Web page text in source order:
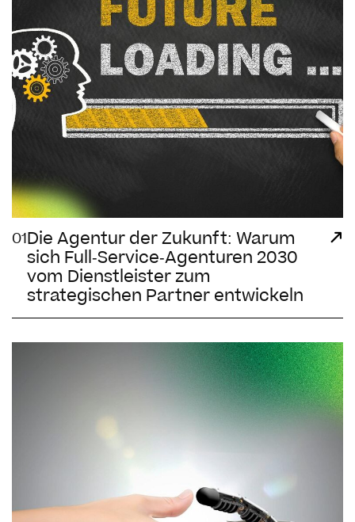
01Die Agentur der Zukunft: Warum
sich Full-Service-Agenturen 2030
vom Dienstleister zum
strategischen Partner entwickeln